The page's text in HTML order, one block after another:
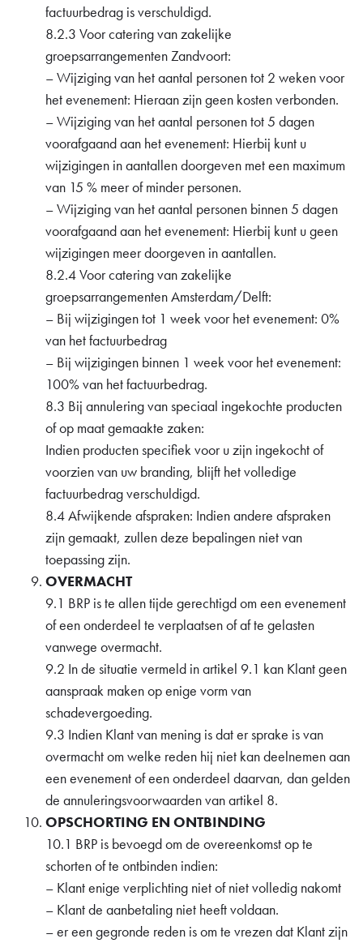
factuurbedrag is verschuldigd.
8.2.3 Voor catering van zakelijke
groepsarrangementen Zandvoort:
– Wijziging van het aantal personen tot 2 weken voor
het evenement: Hieraan zijn geen kosten verbonden.
– Wijziging van het aantal personen tot 5 dagen
voorafgaand aan het evenement: Hierbij kunt u
wijzigingen in aantallen doorgeven met een maximum
van 15 % meer of minder personen.
– Wijziging van het aantal personen binnen 5 dagen
voorafgaand aan het evenement: Hierbij kunt u geen
wijzigingen meer doorgeven in aantallen.
8.2.4 Voor catering van zakelijke
groepsarrangementen Amsterdam/Delft:
– Bij wijzigingen tot 1 week voor het evenement: 0%
van het factuurbedrag
– Bij wijzigingen binnen 1 week voor het evenement:
100% van het factuurbedrag.
8.3 Bij annulering van speciaal ingekochte producten
of op maat gemaakte zaken:
Indien producten specifiek voor u zijn ingekocht of
voorzien van uw branding, blijft het volledige
factuurbedrag verschuldigd.
8.4 Afwijkende afspraken: Indien andere afspraken
zijn gemaakt, zullen deze bepalingen niet van
toepassing zijn.
OVERMACHT
9.1 BRP is te allen tijde gerechtigd om een evenement
of een onderdeel te verplaatsen of af te gelasten
vanwege overmacht.
9.2 In de situatie vermeld in artikel 9.1 kan Klant geen
aanspraak maken op enige vorm van
schadevergoeding.
9.3 Indien Klant van mening is dat er sprake is van
overmacht om welke reden hij niet kan deelnemen aan
een evenement of een onderdeel daarvan, dan gelden
de annuleringsvoorwaarden van artikel 8.
OPSCHORTING EN ONTBINDING
10.1 BRP is bevoegd om de overeenkomst op te
schorten of te ontbinden indien:
– Klant enige verplichting niet of niet volledig nakomt
– Klant de aanbetaling niet heeft voldaan.
– er een gegronde reden is om te vrezen dat Klant zijn